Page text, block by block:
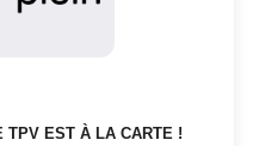
TPV EST À LA CARTE !